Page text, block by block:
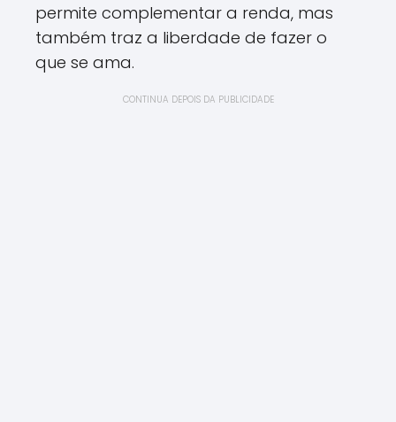
permite complementar a renda, mas
também traz a liberdade de fazer o
que se ama.
CONTINUA DEPOIS DA PUBLICIDADE